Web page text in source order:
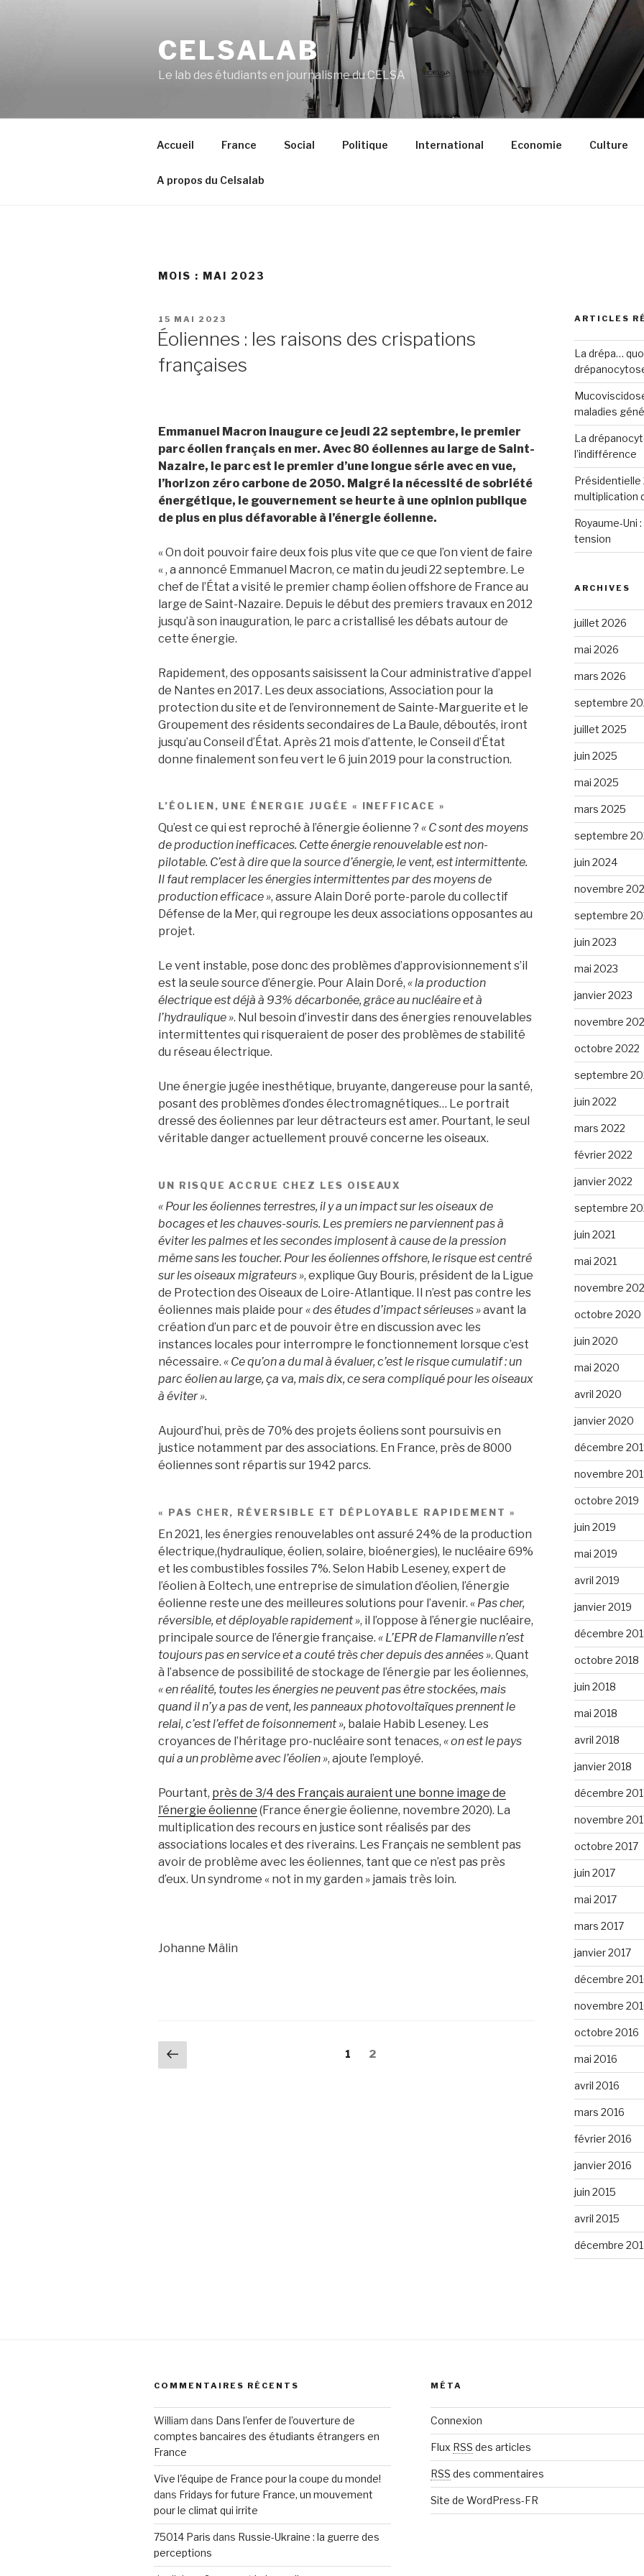
CELSALAB
Le lab des étudiants en journalisme du CELSA
Accueil France Social Politique International Economie Culture
A propos du Celsalab
MOIS : MAI 2023
PUBLIÉ
LE
15 MAI 2023
Éoliennes : les raisons des crispations
françaises
Emmanuel Macron inaugure ce jeudi 22 septembre, le premier
parc éolien français en mer. Avec 80 éoliennes au large de Saint-
Nazaire, le parc est le premier d’une longue série avec en vue,
l’horizon zéro carbone de 2050. Malgré la nécessité de sobriété
énergétique, le gouvernement se heurte à une opinion publique
de plus en plus défavorable à l’énergie éolienne.
« On doit pouvoir faire deux fois plus vite que ce que l’on vient de faire
« , a annoncé Emmanuel Macron, ce matin du jeudi 22 septembre. Le
chef de l’État a visité le premier champ éolien offshore de France au
large de Saint-Nazaire. Depuis le début des premiers travaux en 2012
jusqu’à son inauguration, le parc a cristallisé les débats autour de
cette énergie.
Rapidement, des opposants saisissent la Cour administrative d’appel
de Nantes en 2017. Les deux associations, Association pour la
protection du site et de l’environnement de Sainte-Marguerite et le
Groupement des résidents secondaires de La Baule, déboutés, iront
jusqu’au Conseil d’État. Après 21 mois d’attente, le Conseil d’État
donne finalement son feu vert le 6 juin 2019 pour la construction.
L’ÉOLIEN, UNE ÉNERGIE JUGÉE « INEFFICACE »
Qu’est ce qui est reproché à l’énergie éolienne ? « C sont des moyens
de production inefficaces. Cette énergie renouvelable est non-
pilotable. C’est à dire que la source d’énergie, le vent, est intermittente.
Il faut remplacer les énergies intermittentes par des moyens de
production efficace », assure Alain Doré porte-parole du collectif
Défense de la Mer, qui regroupe les deux associations opposantes au
projet.
Le vent instable, pose donc des problèmes d’approvisionnement s’il
est la seule source d’énergie. Pour Alain Doré, « la production
électrique est déjà à 93% décarbonée, grâce au nucléaire et à
l’hydraulique ». Nul besoin d’investir dans des énergies renouvelables
intermittentes qui risqueraient de poser des problèmes de stabilité
du réseau électrique.
Une énergie jugée inesthétique, bruyante, dangereuse pour la santé,
posant des problèmes d’ondes électromagnétiques… Le portrait
dressé des éoliennes par leur détracteurs est amer. Pourtant, le seul
véritable danger actuellement prouvé concerne les oiseaux.
UN RISQUE ACCRUE CHEZ LES OISEAUX
« Pour les éoliennes terrestres, il y a un impact sur les oiseaux de
bocages et les chauves-souris. Les premiers ne parviennent pas à
éviter les palmes et les secondes implosent à cause de la pression
même sans les toucher. Pour les éoliennes offshore, le risque est centré
sur les oiseaux migrateurs », explique Guy Bouris, président de la Ligue
de Protection des Oiseaux de Loire-Atlantique. Il n’est pas contre les
éoliennes mais plaide pour« des études d’impact sérieuses »avant la
création d’un parc et de pouvoir être en discussion avec les
instances locales pour interrompre le fonctionnement lorsque c’est
nécessaire. « Ce qu’on a du mal à évaluer, c’est le risque cumulatif : un
parc éolien au large, ça va, mais dix, ce sera compliqué pour les oiseaux
à éviter ».
Aujourd’hui, près de 70% des projets éoliens sont poursuivis en
justice notamment par des associations. En France, près de 8000
éoliennes sont répartis sur 1942 parcs.
« PAS CHER, RÉVERSIBLE ET DÉPLOYABLE RAPIDEMENT »
En 2021, les énergies renouvelables ont assuré 24% de la production
électrique,(hydraulique, éolien, solaire, bioénergies), le nucléaire 69%
et les combustibles fossiles 7%. Selon Habib Leseney, expert de
l’éolien à Eoltech, une entreprise de simulation d’éolien, l’énergie
éolienne reste une des meilleures solutions pour l’avenir. « Pas cher,
réversible, et déployable rapidement », il l’oppose à l’énergie nucléaire,
principale source de l’énergie française. « L’EPR de Flamanville n’est
toujours pas en service et a couté très cher depuis des années ». Quant
à l’absence de possibilité de stockage de l’énergie par les éoliennes,
« en réalité, toutes les énergies ne peuvent pas être stockées, mais
quand il n’y a pas de vent, les panneaux photovoltaïques prennent le
relai, c’est l’effet de foisonnement », balaie Habib Leseney. Les
croyances de l’héritage pro-nucléaire sont tenaces, « on est le pays
qui a un problème avec l’éolien », ajoute l’employé.
Pourtant, près de 3/4 des Français auraient une bonne image de
l’énergie éolienne (France énergie éolienne, novembre 2020). La
multiplication des recours en justice sont réalisés par des
associations locales et des riverains. Les Français ne semblent pas
avoir de problème avec les éoliennes, tant que ce n’est pas près
d’eux. Un syndrome « not in my garden » jamais très loin.
Johanne Mâlin
Navigation
précédente
Page
1 Page
2
ARTICLES
La drépa…
maladies
La
l’indifférence
Présidentielle
multiplication
Royaume-Uni
tension
ARCHIVES
juillet 2026
mai 2026
mars 2026
septembre
juillet 2025
juin 2025
mai 2025
mars 2025
septembre
juin 2024
novembre
septembre
juin 2023
mai 2023
janvier 2023
novembre
octobre 2022
septembre
juin 2022
mars 2022
février 2022
janvier 2022
septembre
juin 2021
mai 2021
novembre
octobre 2020
juin 2020
mai 2020
avril 2020
janvier 2020
décembre
novembre
octobre 2019
juin 2019
mai 2019
avril 2019
janvier 2019
décembre
octobre 2018
juin 2018
mai 2018
avril 2018
janvier 2018
décembre
novembre
octobre 2017
juin 2017
mai 2017
mars 2017
janvier 2017
décembre
novembre
octobre 2016
mai 2016
avril 2016
mars 2016
février 2016
janvier 2016
juin 2015
avril 2015
décembre
COMMENTAIRES RÉCENTS
William dans Dans l’enfer de l’ouverture de
comptes bancaires des étudiants étrangers en
France
Vive l'équipe de France pour la coupe du monde!
dans Fridays for future France, un mouvement
pour le climat qui irrite
75014 Paris dans Russie-Ukraine : la guerre des
perceptions
MÉTA
Connexion
Flux RSS des articles
RSS des commentaires
Site de WordPress-FR